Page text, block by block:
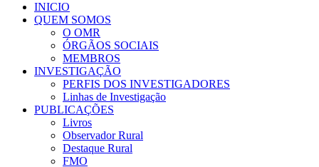
INICIO
QUEM SOMOS
O OMR
ÓRGÃOS SOCIAIS
MEMBROS
INVESTIGAÇÃO
PERFIS DOS INVESTIGADORES
Linhas de Investigação
PUBLICAÇÕES
Livros
Observador Rural
Destaque Rural
FMO